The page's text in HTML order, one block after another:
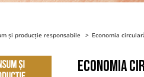
și producție responsabile Economia
Economia